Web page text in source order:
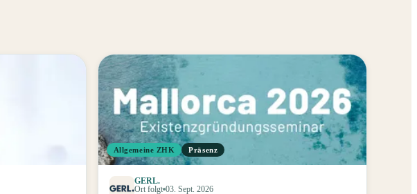
Allgemeine ZHK Präsenz
GERL.
Ort folgt 03. Sept. 2026